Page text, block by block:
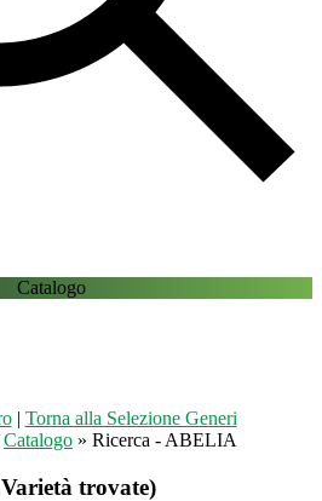
Catalogo
| Torna alla Selezione Generi
Catalogo » Ricerca - ABELIA
trovate)